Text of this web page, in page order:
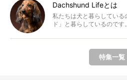
Dachshund Lifeとは
私たちは犬と暮らしてい
ド」と暮らしているのです。
特集一覧